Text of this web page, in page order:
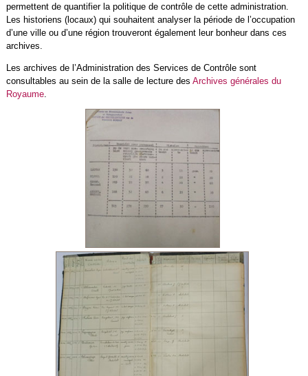
permettent de quantifier la politique de contrôle de cette administration.
Les historiens (locaux) qui souhaitent analyser la période de l’occupation
d’une ville ou d’une région trouveront également leur bonheur dans ces
archives.
Les archives de l’Administration des Services de Contrôle sont
consultables au sein de la salle de lecture des Archives générales du
Royaume.